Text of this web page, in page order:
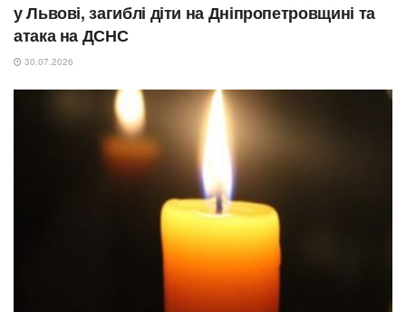
у Львові, загиблі діти на Дніпропетровщині та
атака на ДСНС
30.07.2026